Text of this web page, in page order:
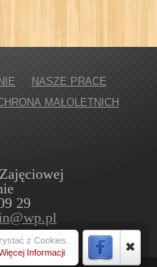
NASZE PRACE
MAŁOLETNICH
29
z Cookies.
Informacji